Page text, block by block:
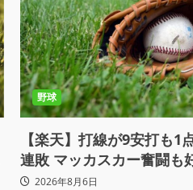
野球
【楽天】打線が9安打も1
連敗 マッカスカー奮闘も
ず借金「22」
2026年8月6日